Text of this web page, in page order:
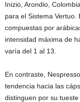
Inizio, Arondio,
para el Sistema Vertuo.
compuestas por
intensidad máxima de
varía del 1 al 13.
En contraste,
tendencia hacia las
distinguen por su